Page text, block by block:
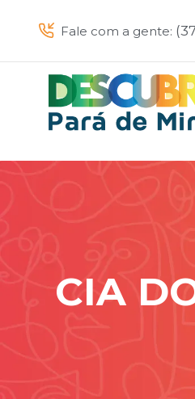
Fale com a gente:
CIA